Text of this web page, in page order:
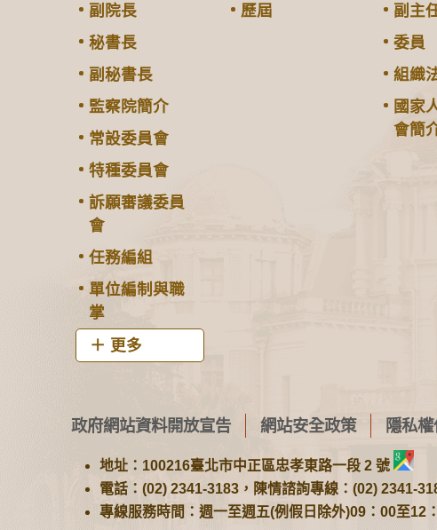
副院長
秘書長
副秘書長
監察院簡介
常設委員會
特種委員會
訴願審議委員
會
任務編組
單位編制與職
掌
更多
歷屆
副主
委員
組織
國家
會簡
政府網站資料開放宣告 網站安全政策 隱私
地址：100216臺北市中正區忠孝東路一段 2 號
電話：(02) 2341-3183，陳情諮詢專線：(02) 2341-
專線服務時間：週一至週五(例假日除外)09：00至12